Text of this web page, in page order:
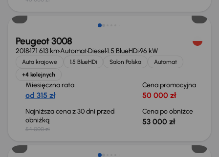
Taniej o 1 000 zł
Peugeot 3008
2018171 613 kmAutomatDiesel1.5 BlueHDi96 kW
Auta krajowe 1.5 BlueHDi Salon Polska
Automat
+4 kolejnych
Miesięczna rata
od 315 zł
Cena promocyjna
50 000 zł
Najniższa cena z 30 dni przed
obniżką
54 000 zł
Cena po obniżce
53 000 zł